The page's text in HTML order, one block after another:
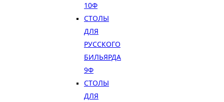
10Ф
СТОЛЫ
ДЛЯ
РУССКОГО
БИЛЬЯРДА
9Ф
СТОЛЫ
ДЛЯ